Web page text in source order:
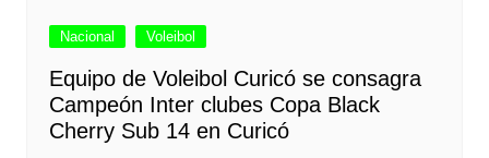
Nacional Voleibol
Equipo de Voleibol Curicó se consagra
Campeón Inter clubes Copa Black
Cherry Sub 14 en Curicó